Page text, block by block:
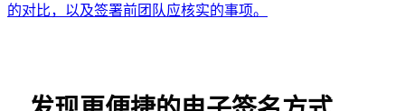
的对比，以及签署前团队应核实的事项。